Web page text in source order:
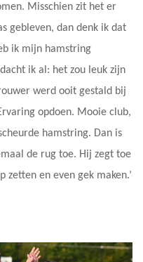
Misschien zit het er
gebleven, dan denk ik dat
ik mijn hamstring
ik al: het zou leuk zijn
werd ooit gestald bij
opdoen. Mooie club,
hamstring. Dan is
de rug toe. Hij zegt toe
en even gek maken.’